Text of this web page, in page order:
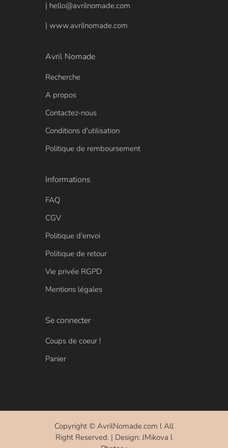
| hello@avrilnomade.com
| www.avrilnomade.com
Avril Nomade
Recherche
A propos
Contactez-nous
Conditions d'utilisation
Politique de remboursement
Informations
FAQ
CGV
Politique d'envoi
Politique de retour
Vie privée RGPD
Mentions légales
Se connecter
Coups de coeur !
Panier
Copyright © AvrilNomade.com l All
Right Reserved. | Design: JMikova l